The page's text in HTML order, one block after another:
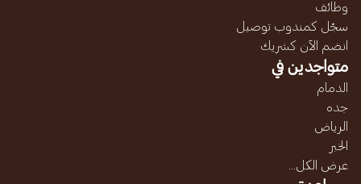
وظائف
سجّل كمندوب توصيل
انضم الآن كشريك
متواجدين في
الدمام
جده
الرياض
الخبر
عرض الكل...